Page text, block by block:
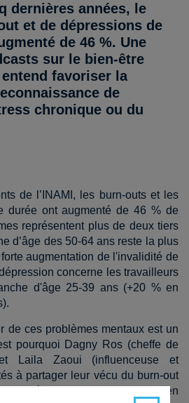
dernières années, le
et de dépressions de
de 46 %. Une
sur le bien-être
favoriser la
de
chronique ou du
de l’INAMI, les burn-outs et les
durée ont augmenté de 46 % de
représentent plus de deux tiers
d’âge des 50-64 ans reste la plus
augmentation de l'invalidité de
concerne les travailleurs
d'âge 25-39 ans (+20 % en
de ces problèmes mentaux est un
pourquoi Dagny Ros (cheffe de
Laila Zaoui (influenceuse et
à partager leur vécu du burn-out
séries de podcasts – l’une en